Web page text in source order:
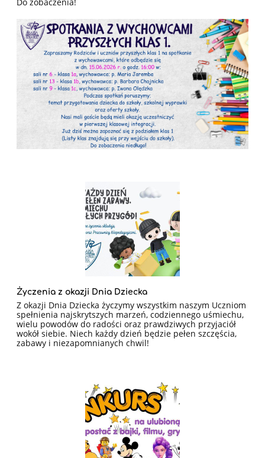
Życzenia z okazji Dnia Dziecka
Z okazji Dnia Dziecka życzymy wszystkim naszym Uczniom
spełnienia najskrytszych marzeń, codziennego uśmiechu,
wielu powodów do radości oraz prawdziwych przyjaciół
wokół siebie. Niech każdy dzień będzie pełen szczęścia,
zabawy i niezapomnianych chwil!